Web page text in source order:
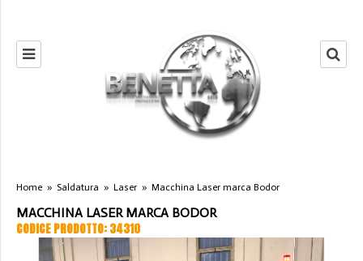
Home » Saldatura » Laser » Macchina Laser marca Bodor
MACCHINA LASER MARCA BODOR
CODICE PRODOTTO: 34310